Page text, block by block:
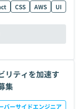
CSS AWS UI
リティを加速す
集
バーサイドエンジニア